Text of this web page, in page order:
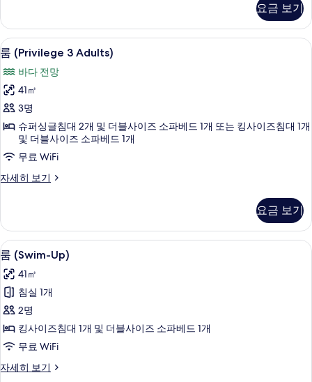
히
보
기
요금 보기
룸
(Privilege
3
Adults)
사
진
두
보
11
룸 (Privilege 3 Adults)
바다 전망
41㎡
3명
슈퍼싱글침대 2개 및 더블사이즈 소파베드 1개 또는 킹사이즈침대 1개
및 더블사이즈 소파베드 1개
무료 WiFi
자세히 보기
룸
자
세
히
보
기
요금 보기
룸
(Swim-
Up)
사
진
모
두
보
1 개의 침실, 미니바, 객실 내 금고, 책상
10
룸 (Swim-Up)
41㎡
침실 1개
2명
킹사이즈침대 1개 및 더블사이즈 소파베드 1개
무료 WiFi
자세히 보기
룸